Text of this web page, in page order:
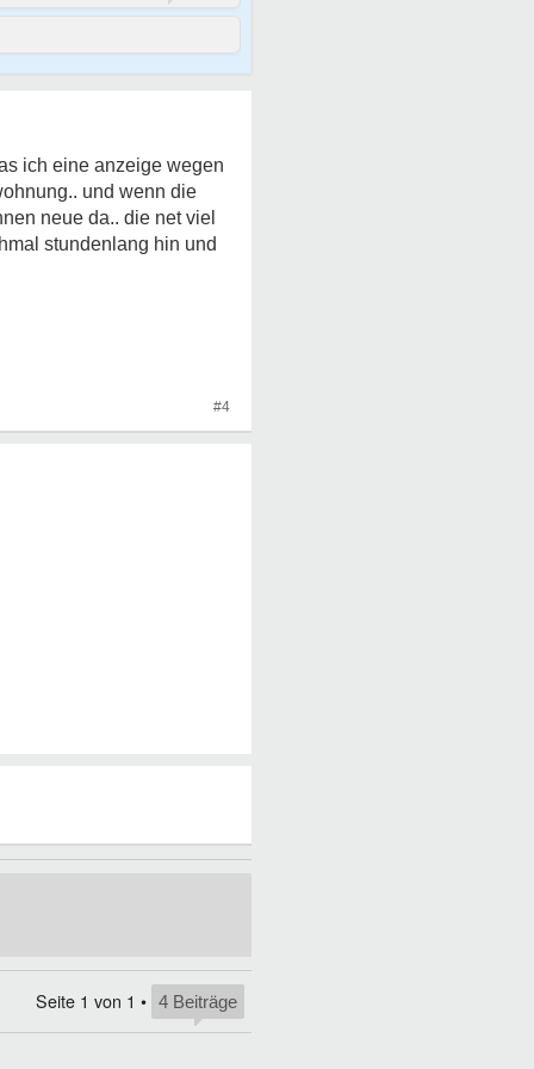
ich eine anzeige wegen
und wenn die
neue da.. die net viel
stundenlang hin und
#4
Seite 1 von 1 • 4 Beiträge